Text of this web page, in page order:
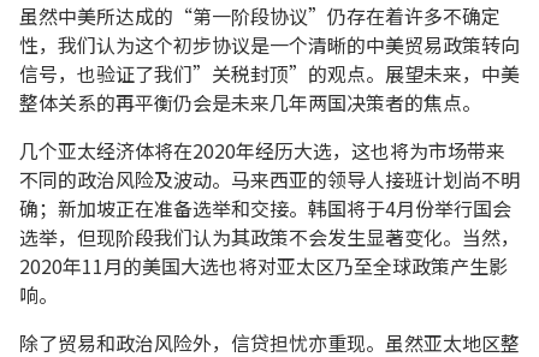
虽然中美所达成的“第一阶段协议”仍存在着许多不确定
性，我们认为这个初步协议是一个清晰的中美贸易政策转向
信号，也验证了我们”关税封顶”的观点。展望未来，中美
整体关系的再平衡仍会是未来几年两国决策者的焦点。
几个亚太经济体将在2020年经历大选，这也将为市场带来
不同的政治风险及波动。马来西亚的领导人接班计划尚不明
确；新加坡正在准备选举和交接。韩国将于4月份举行国会
选举，但现阶段我们认为其政策不会发生显著变化。当然，
2020年11月的美国大选也将对亚太区乃至全球政策产生影
响。
除了贸易和政治风险外，信贷担忧亦重现。虽然亚太地区整